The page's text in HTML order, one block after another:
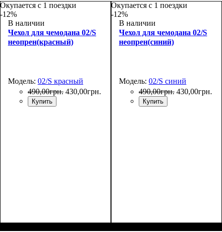
Окупается с 1 поездки
-12%
В наличии
Чехол для чемодана 02/S
неопрен(красный)
Модель: 02/S красный
490,00грн. 430,00грн.
Купить
Окупается с 1 поездки
-12%
В наличии
Чехол для чемодана 02/S
неопрен(синий)
Модель: 02/S синий
490,00грн. 430,00грн.
Купить